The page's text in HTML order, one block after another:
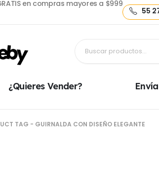
en compras mayores a $999
55
¿Quieres Vender?
TAG - GUIRNALDA CON DISEÑO ELEGANTE